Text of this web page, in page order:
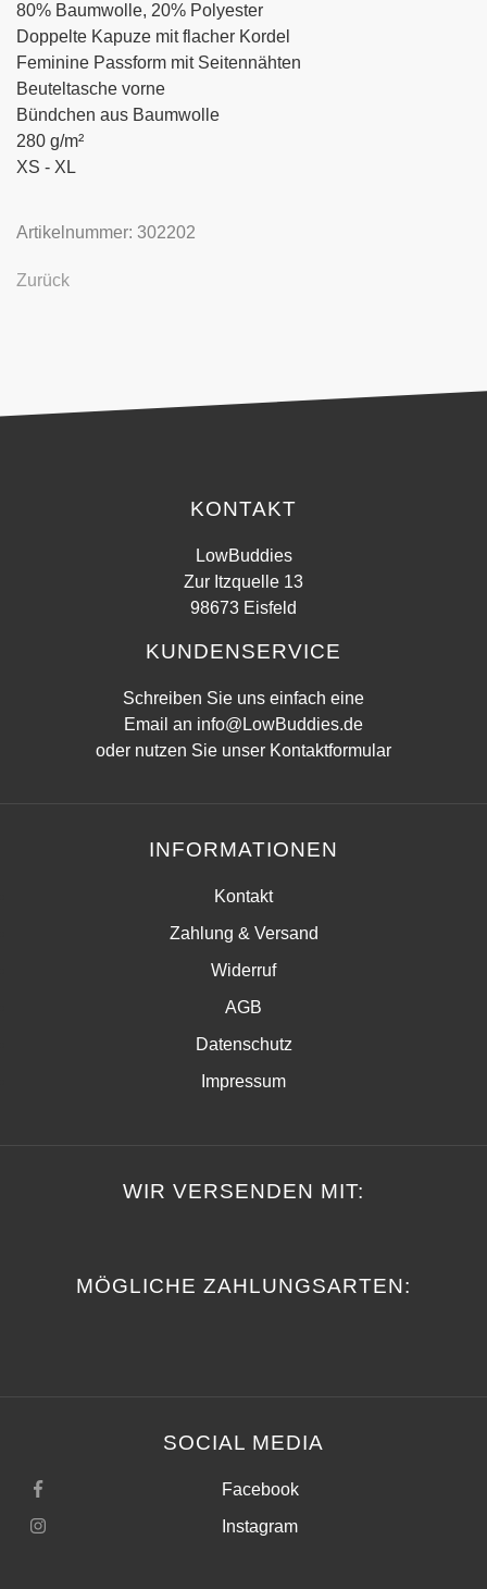
80% Baumwolle, 20% Polyester
Doppelte Kapuze mit flacher Kordel
Feminine Passform mit Seitennähten
Beuteltasche vorne
Bündchen aus Baumwolle
280 g/m²
XS - XL
Artikelnummer: 302202
Zurück
KONTAKT
LowBuddies
Zur Itzquelle 13
98673 Eisfeld
KUNDENSERVICE
Schreiben Sie uns einfach eine
Email an info@LowBuddies.de
oder nutzen Sie unser Kontaktformular
INFORMATIONEN
Kontakt
Zahlung & Versand
Widerruf
AGB
Datenschutz
Impressum
WIR VERSENDEN MIT:
MÖGLICHE ZAHLUNGSARTEN:
SOCIAL MEDIA
Facebook
Instagram